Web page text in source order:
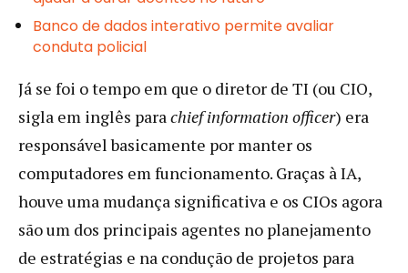
Banco de dados interativo permite avaliar
conduta policial
Já se foi o tempo em que o diretor de TI (ou CIO,
sigla em inglês parachief information officer) era
responsável basicamente por manter os
computadores em funcionamento. Graças à IA,
houve uma mudança significativa e os CIOs agora
são um dos principais agentes no planejamento
de estratégias e na condução de projetos para